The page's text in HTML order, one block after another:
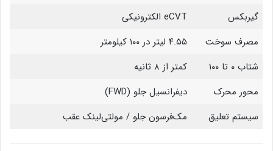
گیربکس
eCVT الکترونیکی
مصرف سوخت
۴.۵۵ لیتر در ۱۰۰ کیلومتر
شتاب ۰ تا ۱۰۰
کمتر از ۸ ثانیه
محور محرک
دیفرانسیل جلو (FWD)
سیستم تعلیق
مک‌فرسون جلو / مولتی‌لینک عقب